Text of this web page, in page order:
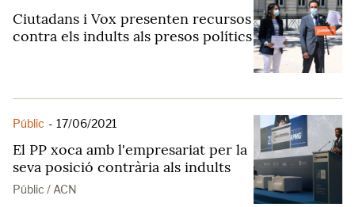
Ciutadans i Vox presenten recursos
contra els indults als presos polítics
Públic - 17/06/2021
El PP xoca amb l'empresariat per la
seva posició contrària als indults
Públic / ACN